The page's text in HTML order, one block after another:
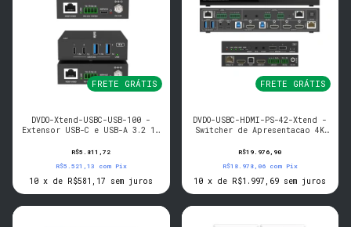
FRETE GRÁTIS
DVDO-Xtend-USBC-USB-100 -
Extensor USB-C e USB-A 3.2 1-
R$5.811,72
R$5.521,13
com Pix
10 x de R$581,17 sem juros
FRETE GRÁTIS
DVDO-USBC-HDMI-PS-42-Xtend -
Switcher de Apresentacao 4K
R$19.976,90
R$18.978,06 com Pix
10 x de R$1.997,69 sem juros